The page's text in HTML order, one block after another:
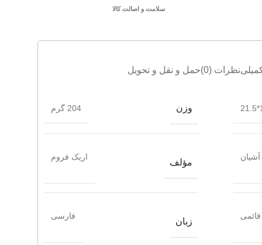
سلامت و اصالت کالا
نظرات (0) حمل و نقل و تحویل
وزن 204 گرم
آشیان
مؤلف
اریک فروم
زبان
فارسی